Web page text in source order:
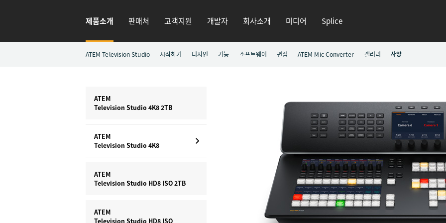
제품소개 판매처 고객지원 개발자 회사소개 미디어 Splice
ATEM Television Studio 시작하기 디자인 기능 소프트웨어 편집 ATEM Mic Converter 갤러리 사양
ATEM
Television Studio 4K8 2TB
ATEM
Television Studio 4K8
ATEM
Television Studio HD8 ISO 2TB
ATEM
Television Studio HD8 ISO